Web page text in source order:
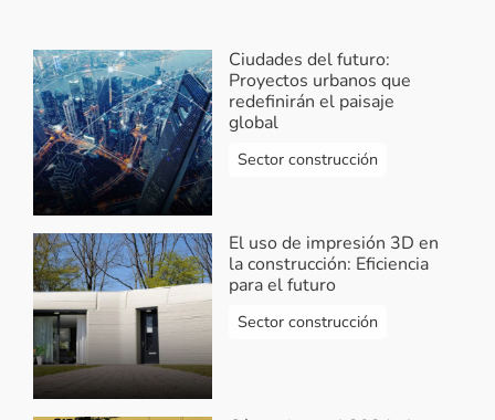
Ciudades del futuro:
Proyectos urbanos que
redefinirán el paisaje
global
Sector construcción
El uso de impresión 3D en
la construcción: Eficiencia
para el futuro
Sector construcción